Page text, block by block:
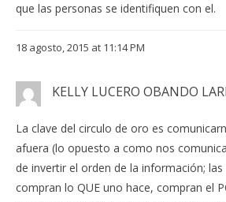
que las personas se identifiquen con el.
18 agosto, 2015 at 11:14 PM
KELLY LUCERO OBANDO
La clave del circulo de oro es
afuera (lo opuesto a como nos
de invertir el orden de la información;
compran lo QUE uno hace, compran el